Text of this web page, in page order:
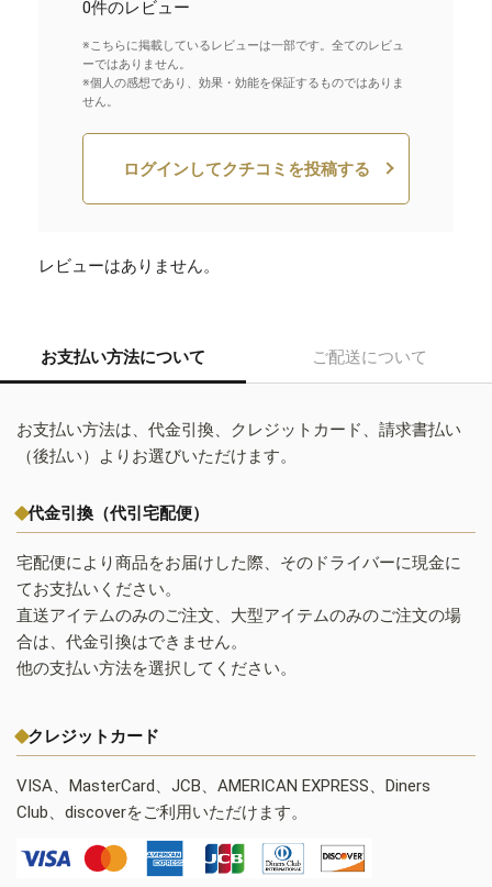
0件のレビュー
※こちらに掲載しているレビューは一部です。全てのレビュ
ーではありません。
※個人の感想であり、効果・効能を保証するものではありま
せん。
ログインしてクチコミを投稿する
レビューはありません。
お支払い方法について ご配送について
お支払い方法は、代金引換、クレジットカード、請求書払い
（後払い）よりお選びいただけます。
代金引換（代引宅配便）
宅配便により商品をお届けした際、そのドライバーに現金に
てお支払いください。
直送アイテムのみのご注文、大型アイテムのみのご注文の場
合は、代金引換はできません。
他の支払い方法を選択してください。
クレジットカード
VISA、MasterCard、JCB、AMERICAN EXPRESS、Diners
Club、discoverをご利用いただけます。